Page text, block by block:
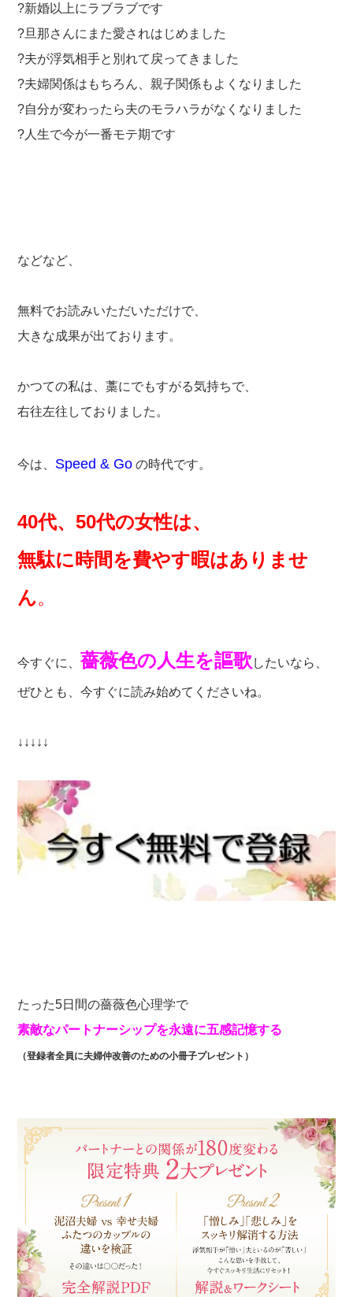
?新婚以上にラブラブです
?旦那さんにまた愛されはじめました
?夫が浮気相手と別れて戻ってきました
?夫婦関係はもちろん、親子関係もよくなりました
?自分が変わったら夫のモラハラがなくなりました
?人生で今が一番モテ期です
などなど、
無料でお読みいただいただけで、
大きな成果が出ております。
かつての私は、藁にでもすがる気持ちで、
右往左往しておりました。
今は、 Speed & Go の時代です。
40代、50代の女性は、
無駄に時間を費やす暇はありませ
ん。
今すぐに、薔薇色の人生を謳歌したいなら、
ぜひとも、今すぐに読み始めてくださいね。
↓↓↓↓↓
たった5日間の薔薇色心理学で
素敵なパートナーシップを永遠に五感記憶する
（登録者全員に夫婦仲改善のための小冊子プレゼント）